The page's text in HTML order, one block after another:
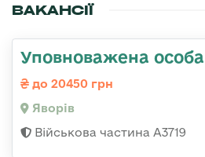
ВАКАНСІЇ
Уповноважена особа
до 20450 грн
Яворів
Військова частина А3719